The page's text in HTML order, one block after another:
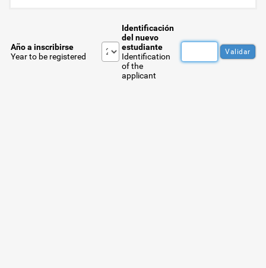
Año a inscribirse
Year to be registered
Identificación
del nuevo
estudiante
Identification
of the
applicant